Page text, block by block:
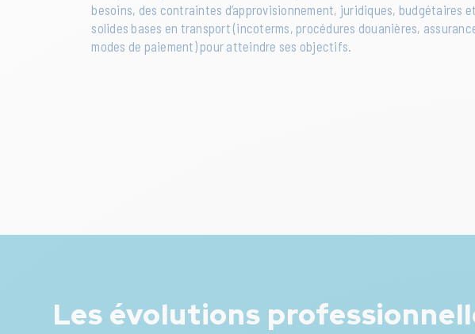
besoins, des contraintes d’approvisionnement, juridiques, budgétaires
solides bases en transport (incoterms, procédures douanières,
modes de paiement) pour atteindre ses objectifs.
Les évolutions